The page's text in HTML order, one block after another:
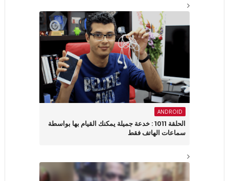
ANDROID
الحلقة 1011 : خدعة جميلة يمكنك القيام بها بواسطة
سماعات الهاتف فقط